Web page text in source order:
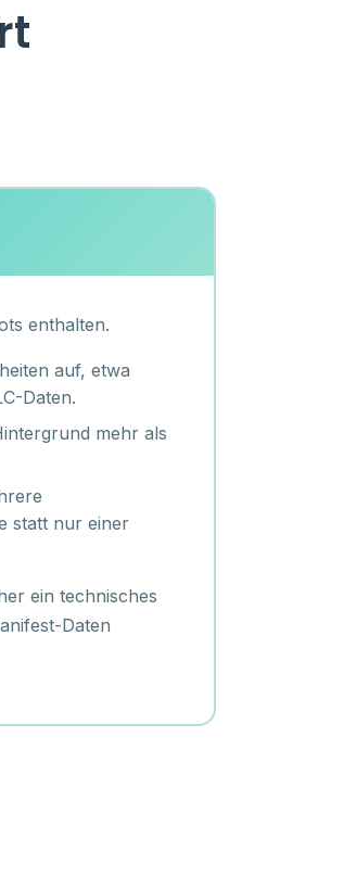
enthalten.
auf, etwa
Daten.
mehr als
statt nur einer
ein technisches
Daten